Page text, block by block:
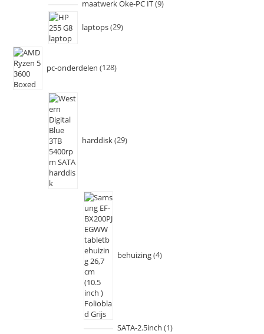
maatwerk Oke-PC IT 9
laptops 29
pc-onderdelen 128
harddisk 29
behuizing 4
SATA-2.5inch 1